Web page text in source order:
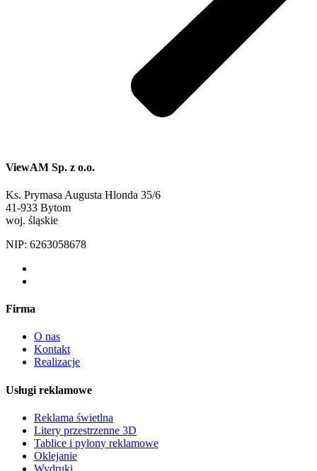
ViewAM Sp. z o.o.
Ks. Prymasa Augusta Hlonda 35/6
41-933 Bytom
woj. śląskie
NIP: 6263058678
Firma
O nas
Kontakt
Realizacje
Usługi reklamowe
Reklama świetlna
Litery przestrzenne 3D
Tablice i pylony reklamowe
Oklejanie
Wydruki